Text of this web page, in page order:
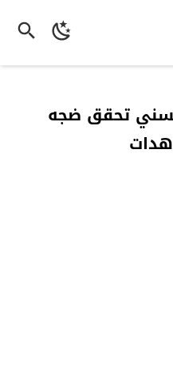
حسني تحقق ضجه